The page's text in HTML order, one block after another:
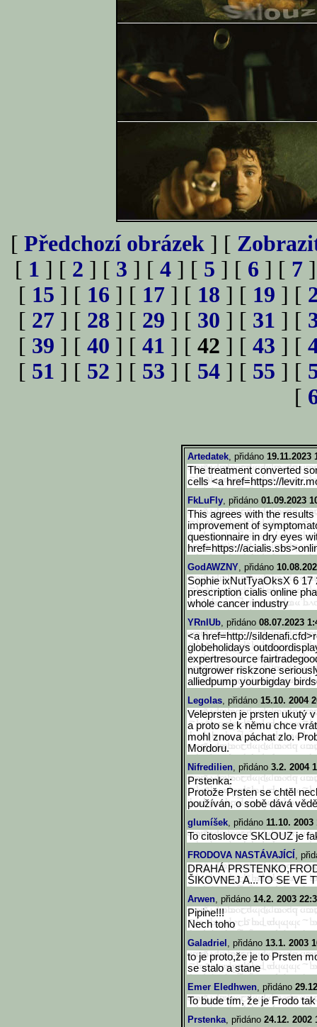
[ Předchozí obrázek ] [
[ 1 ] [ 2 ] [ 3 ] [ 4 ] [ 5 ] [ 6 ] [ 7
[ 15 ] [ 16 ] [ 17 ] [ 18 ] [ 19 ] [
[ 27 ] [ 28 ] [ 29 ] [ 30 ] [ 31 ] [
[ 39 ] [ 40 ] [ 41 ] [ 42 ] [ 43 ] [
[ 51 ] [ 52 ] [ 53 ] [ 54 ] [ 55 ] [
[
Artedatek, přidáno 19.11.2023
The treatment converted
cells <a href=https://
FkLuFly, přidáno 01.09.2023
This agrees with the
improvement of
questionnaire in dry eyes
href=https://acialis.sbs>on
GodAWZNY, přidáno
Sophie ixNutTyaOksX 6 17
prescription cialis online
whole cancer industry
YRnlUb, přidáno 08.07.2023
<a href=http://sildenafi.cfd>r
globeholidays
expertresource
nutgrower riskzone
alliedpump yourbigday
Legolas, přidáno 15.10. 2004
Veleprsten je prsten ukutý
a proto se k němu chce
mohl znova páchat zlo.
Mordoru.
Nifredilien, přidáno 3.2. 2004
Prstenka:
Protože Prsten se chtěl
používán, o sobě dává
glumíšek, přidáno 11.10. 2003
To citoslovce SKLOUZ je
FRODOVA NASTÁVAJÍCÍ ,
DRAHÁ
ŠIKOVNEJ A...TO SE VE
Arwen, přidáno 14.2. 2003
Pipine!!!
Nech toho
Galadriel , přidáno 13.1. 2003
to je proto,že je to Prsten
se stalo a stane
Emer Eledhwen, přidáno
To bude tím, že je Frodo
Prstenka, přidáno 24.12. 2002